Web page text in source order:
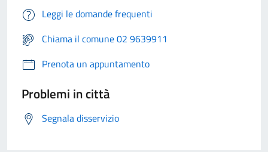
Leggi le domande frequenti
Chiama il comune 02 9639911
Prenota un appuntamento
Problemi in città
Segnala disservizio